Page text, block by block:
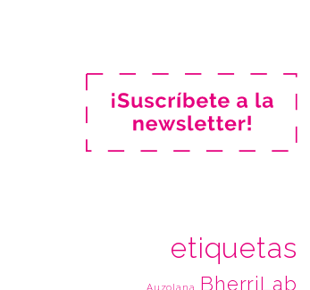
etiquetas
Auzolana BherriLab